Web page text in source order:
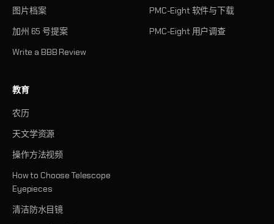
图片档案
加州 65 号提案
Write a BBB Review
PMC-Eight 软件与下载
PMC-Eight 用户调查
教育
农历
天文学资源
操作方法视频
How to Choose Telescope
Eyepieces
清洁防水目镜